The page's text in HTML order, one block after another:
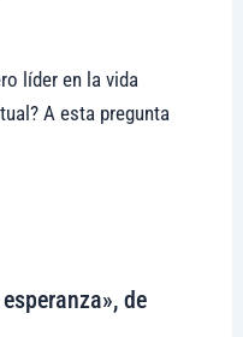
líder en la vida
A esta pregunta
de